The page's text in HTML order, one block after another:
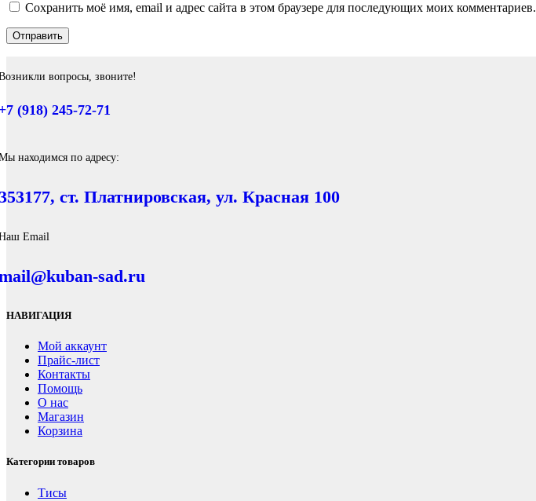
Сохранить моё имя, email и адрес сайта в этом браузере для последующих моих комментариев.
вопросы, звоните!
(918) 245-72-71
находимся по адресу:
ст. Платнировская, ул. Красная 100
Email
sad.ru
НАВИГАЦИЯ
Мой аккаунт
Прайс-лист
Контакты
Помощь
О нас
Магазин
Корзина
Категории товаров
Тисы